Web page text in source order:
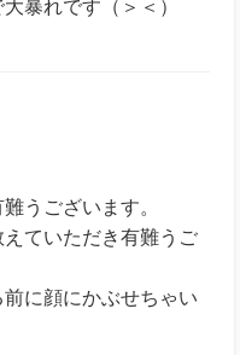
暴れです（＞＜）
うございます。
ていただき有難うご
に顔にかぶせちゃい